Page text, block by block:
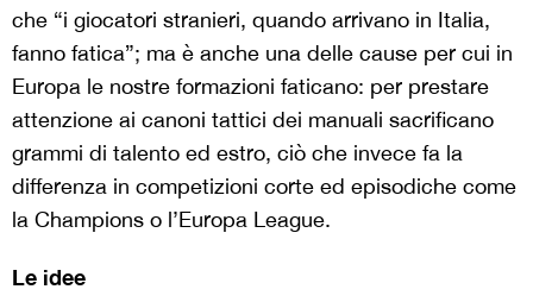
che “i giocatori stranieri, quando arrivano in Italia,
fanno fatica”; ma è anche una delle cause per cui in
Europa le nostre formazioni faticano: per prestare
attenzione ai canoni tattici dei manuali sacrificano
grammi di talento ed estro, ciò che invece fa la
differenza in competizioni corte ed episodiche come
la Champions o l’Europa League.
Le idee